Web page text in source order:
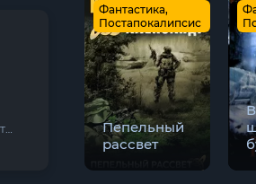
Пепельный
рассвет
Фантастика,
Постапокалипсис